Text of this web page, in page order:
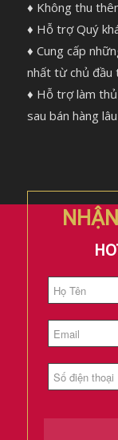
♦ Không thu
♦ Hỗ trợ Quý
♦ Cung cấp
nhất từ chủ đầu
♦ Hỗ trợ làm
sau bán hàng